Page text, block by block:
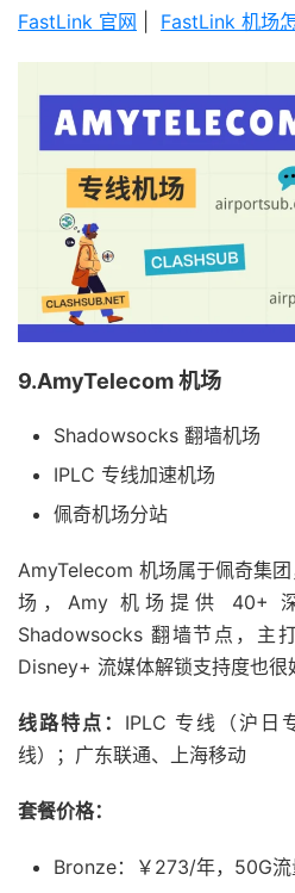
FastLink 官网 FastLink 机场
9.AmyTelecom 机场
Shadowsocks 翻墙机场
IPLC 专线加速机场
佩奇机场分站
AmyTelecom 机场属于佩奇集
场，Amy 机场提供 40+
Shadowsocks 翻墙节点，主
Disney+ 流媒体解锁支持度也很
线路特点： IPLC 专线（沪日
线）；广东联通、上海移动
套餐价格：
Bronze：￥273/年，50G流